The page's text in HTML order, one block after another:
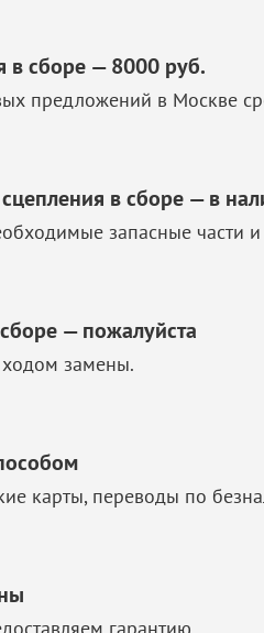
в сборе — 8000 руб.
предложений в Москве
в сборе — в
запасные части
— пожалуйста
замены.
карты, переводы по